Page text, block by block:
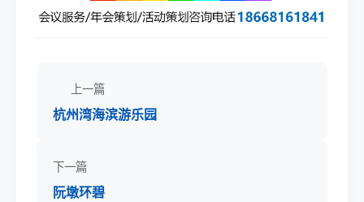
上一篇
杭州湾海滨游乐园
下一篇
阮墩环碧